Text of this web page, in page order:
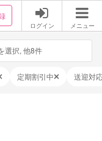
ログイン メニュー
選択, 他8件
定期割引中 送迎対